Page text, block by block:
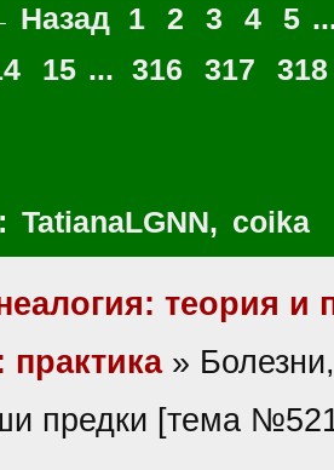
Назад 1 2 3 4 5
15 ... 316 317
318
TatianaLGNN, coika
теория и
практика»
предки [тема